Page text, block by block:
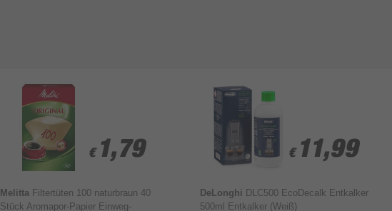
€ 1,79
€ 1,79
Melitta Filtertüten 100 naturbraun 40
Stück Aromapor-Papier Einweg-
€ 11,99
€ 11,99
DeLonghi DLC500 EcoDecalk Entkalker
500ml Entkalker (Weiß)